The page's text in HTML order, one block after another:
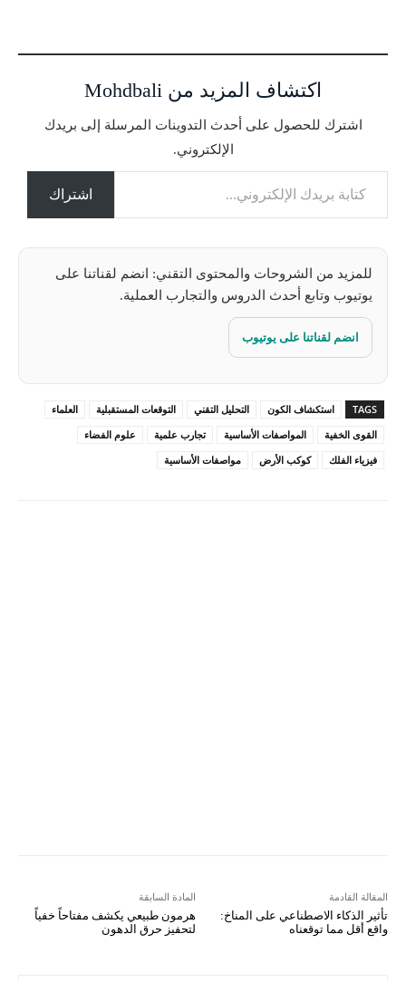
ي
ل
اكتشاف المزيد من Mohdbali
اشترك للحصول على أحدث التدوينات المرسلة إلى بريدك
الإلكتروني.
كتابة بريدك الإلكتروني...
اشتراك
للمزيد من الشروحات والمحتوى التقني: انضم لقناتنا على
يوتيوب وتابع أحدث الدروس والتجارب العملية.
انضم لقناتنا على يوتيوب
TAGS استكشاف الكون التحليل التقني التوقعات المستقبلية
العلماء
القوى الخفية
المواصفات الأساسية تجارب علمية
علوم الفضاء
فيزياء الفلك
كوكب الأرض مواصفات الأساسية
المادة السابقة
هرمون طبيعي يكشف مفتاحاً خفياً
لتحفيز حرق الدهون
المقالة القادمة
تأثير الذكاء الاصطناعي على المناخ:
واقع أقل مما توقعناه